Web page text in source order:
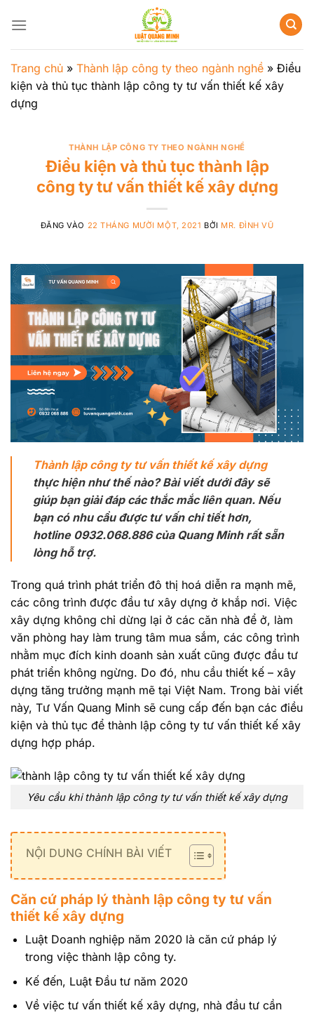
qua
dung
Trang chủ » Thành lập công ty theo ngành nghề » Điều
kiện và thủ tục thành lập công ty tư vấn thiết kế xây
dựng
THÀNH LẬP CÔNG TY THEO NGÀNH NGHỀ
Điều kiện và thủ tục thành lập
công ty tư vấn thiết kế xây dựng
ĐĂNG VÀO 22 THÁNG MƯỜI MỘT, 2021 BỞI MR. ĐÌNH VŨ
Thành lập công ty tư vấn thiết kế xây dựng
thực hiện như thế nào? Bài viết dưới đây sẽ
giúp bạn giải đáp các thắc mắc liên quan. Nếu
bạn có nhu cầu được tư vấn chi tiết hơn,
hotline 0932.068.886 của Quang Minh rất sẵn
lòng hỗ trợ.
Trong quá trình phát triển đô thị hoá diễn ra mạnh mẽ,
các công trình được đầu tư xây dựng ở khắp nơi. Việc
xây dựng không chỉ dừng lại ở các căn nhà để ở, làm
văn phòng hay làm trung tâm mua sắm, các công trình
nhằm mục đích kinh doanh sản xuất cũng được đầu tư
phát triển không ngừng. Do đó, nhu cầu thiết kế – xây
dựng tăng trưởng mạnh mẽ tại Việt Nam. Trong bài viết
này, Tư Vấn Quang Minh sẽ cung cấp đến bạn các điều
kiện và thủ tục để thành lập công ty tư vấn thiết kế xây
dựng hợp pháp.
Yêu cầu khi thành lập công ty tư vấn thiết kế xây dựng
NỘI DUNG CHÍNH BÀI VIẾT
Căn cứ pháp lý thành lập công ty tư vấn
thiết kế xây dựng
Luật Doanh nghiệp năm 2020 là căn cứ pháp lý
trong việc thành lập công ty.
Kế đến, Luật Đầu tư năm 2020
Về việc tư vấn thiết kế xây dựng, nhà đầu tư cần